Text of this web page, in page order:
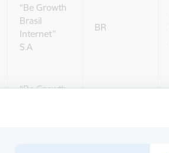
“Be Growth
Brasil
Internet”
S.A
BR
“Be Growth